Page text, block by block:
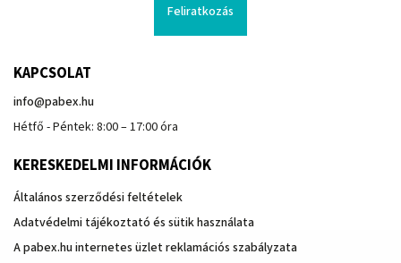
Feliratkozás
KAPCSOLAT
info@pabex.hu
Hétfő - Péntek: 8:00 – 17:00 óra
KERESKEDELMI INFORMÁCIÓK
Általános szerződési feltételek
Adatvédelmi tájékoztató és sütik használata
A pabex.hu internetes üzlet reklamációs szabályzata